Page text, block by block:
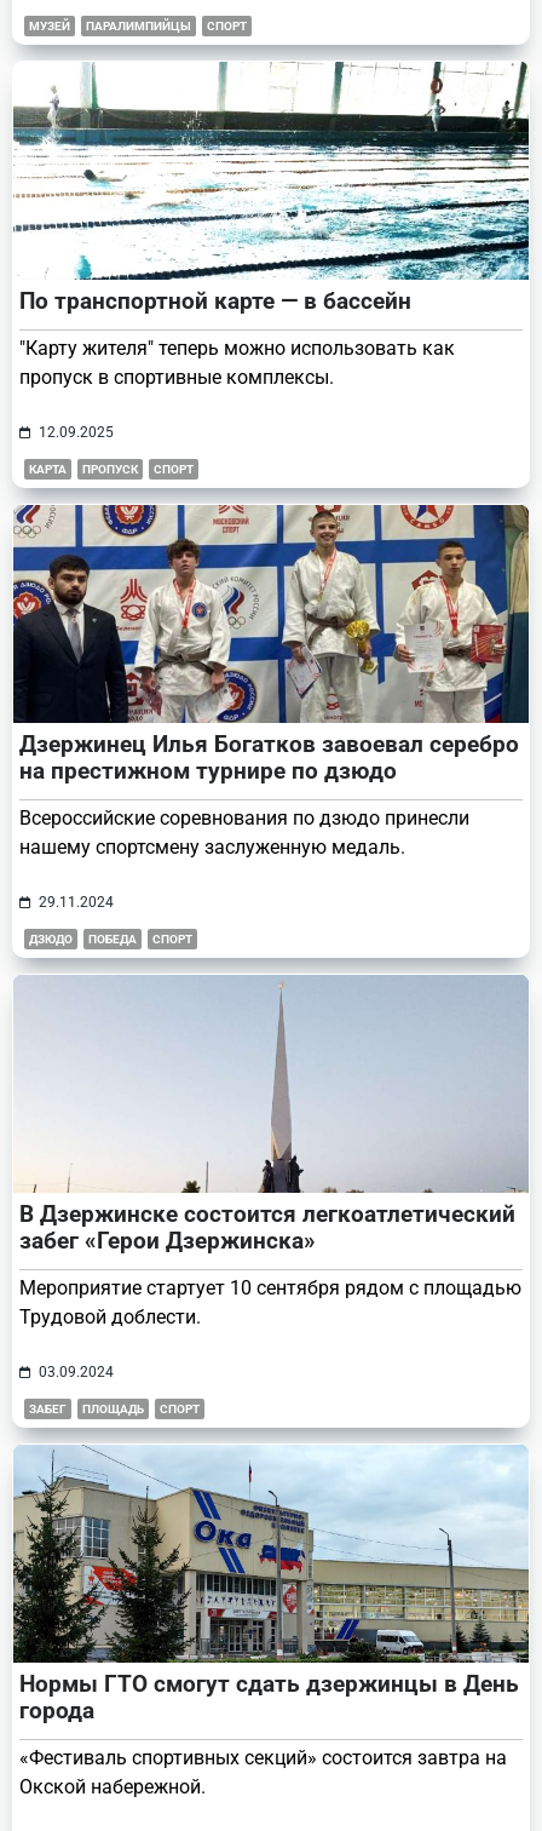
МУЗЕЙ ПАРАЛИМПИЙЦЫ СПОРТ
По транспортной карте — в бассейн
"Карту жителя" теперь можно использовать как
пропуск в спортивные комплексы.
12.09.2025
КАРТА ПРОПУСК СПОРТ
Дзержинец Илья Богатков завоевал серебро
на престижном турнире по дзюдо
Всероссийские соревнования по дзюдо принесли
нашему спортсмену заслуженную медаль.
29.11.2024
ДЗЮДО ПОБЕДА СПОРТ
В Дзержинске состоится легкоатлетический
забег «Герои Дзержинска»
Мероприятие стартует 10 сентября рядом с площадью
Трудовой доблести.
03.09.2024
ЗАБЕГ ПЛОЩАДЬ СПОРТ
Нормы ГТО смогут сдать дзержинцы в День
города
«Фестиваль спортивных секций» состоится завтра на
Окской набережной.